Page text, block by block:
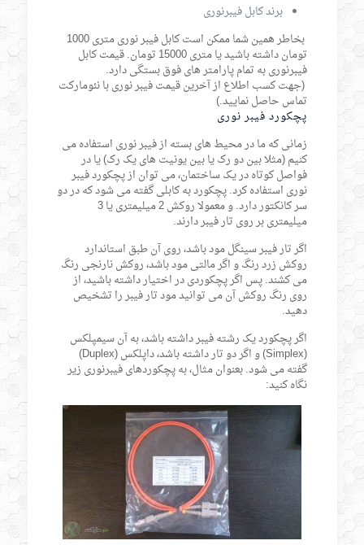
برند کابل فیبرنوری
بخاطر همین شما ممکن است کابل فیبر نوری متری 1000
تومان داشته باشید یا متری 15000 تومان. قیمت کابل
فیبرنوری به تمام پارامتر های فوق بستگی دارد.
(جهت کسب اطلاع از آخرین قیمت فیبر نوری با نئومارکت
تماس حاصل نمایید.)
پچکورد فیبر نوری
زمانی که ما در محیط های بسته از فیبر نوری استفاده می
کنیم (مثلا بین دو رک یا بین یونیت های یک رک) یا در
فواصل کوتاه در یک ساختمان، می توان از پچکورد فیبر
نوری استفاده کرد. پچکورد به کابلی گفته می شود که در دو
سر کانکتور دارد. و معمولا روکش 2 میلیمتری یا 3
میلیمتری بر روی تار فیبر دارند.
اگر تار فیبر سینگل مود باشد، روی آن طبق استاندارد
روکش زرد رنگ و اگر مالتی مود باشد، روکش نارنجی رنگ
می کشند. پس اگر پچکوردی در اختیار داشته باشید، از
روی رنگ روکش آن می توانید مود تار فیبر را تشخیص
دهید.
اگر پچکورد یک رشته فیبر داشته باشد، به آن سیمپلکس
(Simplex) و اگر دو تار داشته باشد، داپلکس (Duplex)
گفته می شود. بعنوان مثال، به پچکوردهای فیبرنوری زیر
نگاه کنید: